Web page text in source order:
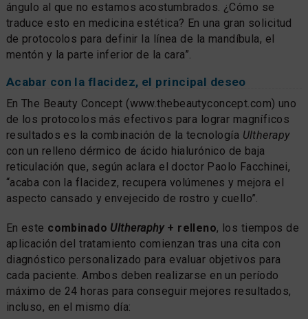
ángulo al que no estamos acostumbrados. ¿Cómo se
traduce esto en medicina estética? En una gran solicitud
de protocolos para definir la línea de la mandíbula, el
mentón y la parte inferior de la cara”.
Acabar con la flacidez, el principal deseo
En The Beauty Concept (www.thebeautyconcept.com) uno
de los protocolos más efectivos para lograr magníficos
resultados es la combinación de la tecnología Ultherapy
con un relleno dérmico de ácido hialurónico de baja
reticulación que, según aclara el doctor Paolo Facchinei,
“acaba con la flacidez, recupera volúmenes y mejora el
aspecto cansado y envejecido de rostro y cuello”.
En este combinado Ultheraphy+ relleno, los tiempos de
aplicación del tratamiento comienzan tras una cita con
diagnóstico personalizado para evaluar objetivos para
cada paciente. Ambos deben realizarse en un período
máximo de 24 horas para conseguir mejores resultados,
incluso, en el mismo día: